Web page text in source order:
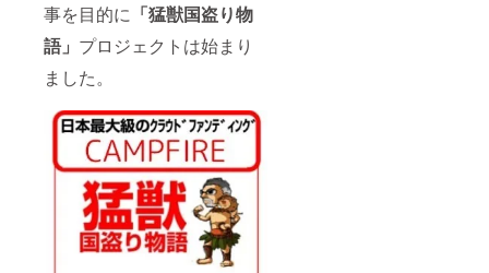
事を目的に 「猛獣国盗り物
語」 プロジェクトは始まり
ました。